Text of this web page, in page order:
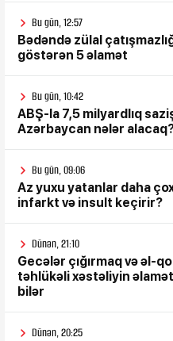
Bu gün, 12:57
Bədəndə zülal
göstərən 5 əlamət
Bu gün, 10:42
ABŞ-la 7,5 milyardlıq
Azərbaycan nələr
Bu gün, 09:06
Az yuxu yatanlar daha
infarkt və insult keçirir?
Dünən, 21:10
Gecələr çığırmaq və əl-
təhlükəli xəstəliyin
bilər
Dünən, 20:25